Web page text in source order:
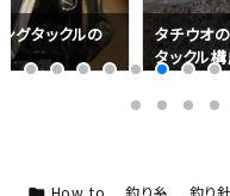
グタックルの
タチウオ
タックル
How to , 釣り糸 , 釣り針